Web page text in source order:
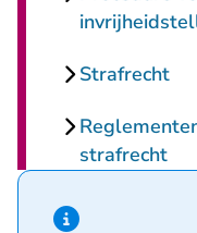
Strafrecht
strafrecht
Hint van type